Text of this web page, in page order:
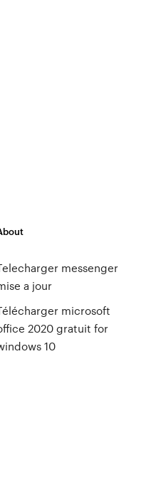
messenger
a jour
microsoft
2020 gratuit for
10